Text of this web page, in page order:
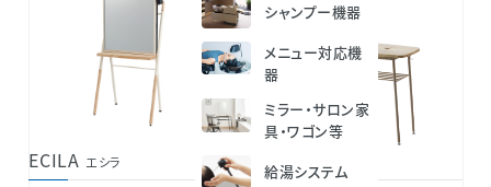
シャンプー機器
メニュー対応機
器
ミラー・サロン家
具・ワゴン等
給湯システム
ECILA エシラ Smoå mirror